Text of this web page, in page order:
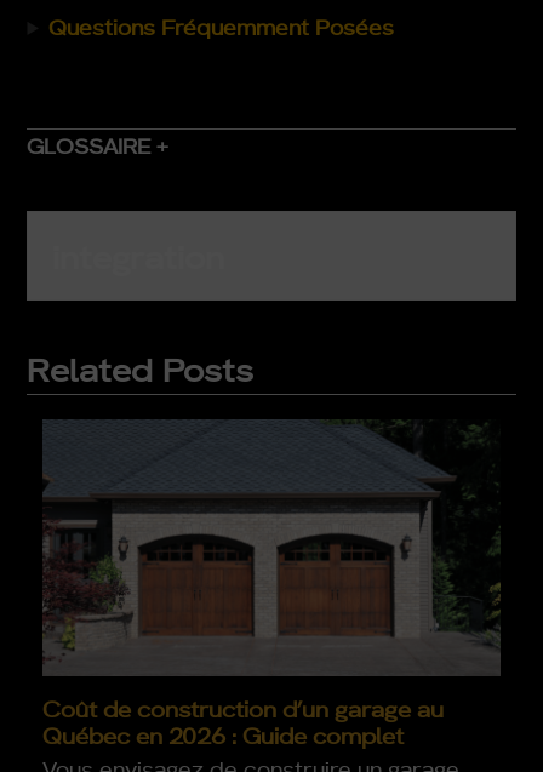
Questions Fréquemment Posées
GLOSSAIRE +
Related Posts
Coût de construction d’un garage au
Québec en 2026 : Guide complet